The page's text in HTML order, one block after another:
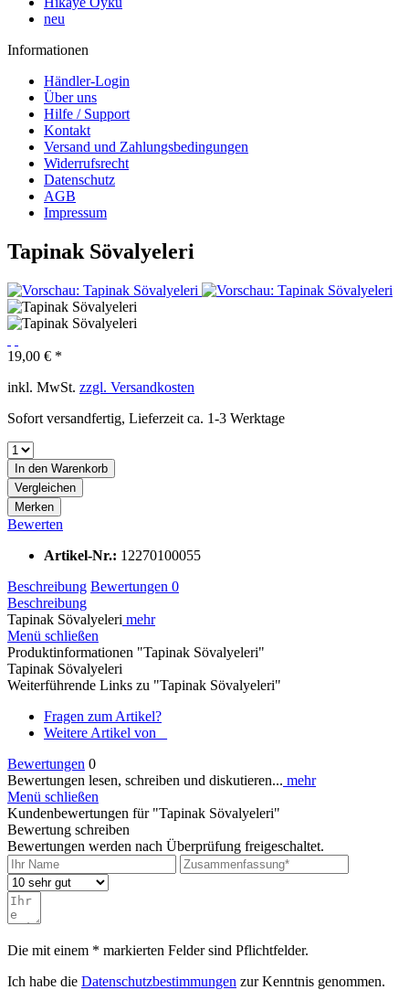
neu
Informationen
Händler-Login
Über uns
Hilfe / Support
Kontakt
Versand und Zahlungsbedingungen
Widerrufsrecht
Datenschutz
AGB
Impressum
Tapinak Sövalyeleri
19,00 € *
inkl. MwSt. zzgl. Versandkosten
Sofort versandfertig, Lieferzeit ca. 1-3 Werktage
In den Warenkorb
Vergleichen
Merken
Bewerten
Artikel-Nr.: 12270100055
Beschreibung Bewertungen 0
Beschreibung
Tapinak Sövalyeleri mehr
Menü schließen
Produktinformationen "Tapinak Sövalyeleri"
Tapinak Sövalyeleri
Weiterführende Links zu "Tapinak Sövalyeleri"
Fragen zum Artikel?
Weitere Artikel von _
Bewertungen 0
Bewertungen lesen, schreiben und diskutieren... mehr
Menü schließen
Kundenbewertungen für "Tapinak Sövalyeleri"
Bewertung schreiben
Bewertungen werden nach Überprüfung freigeschaltet.
Die mit einem * markierten Felder sind Pflichtfelder.
Ich habe die Datenschutzbestimmungen zur Kenntnis genommen.